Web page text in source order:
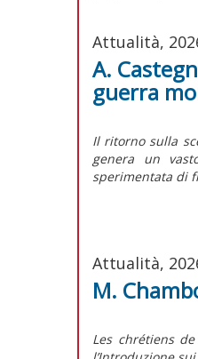
Attualità,
A.
guerra
Il ritorno sulla
genera un
sperimentata di
Attualità,
M.
Les chrétiens